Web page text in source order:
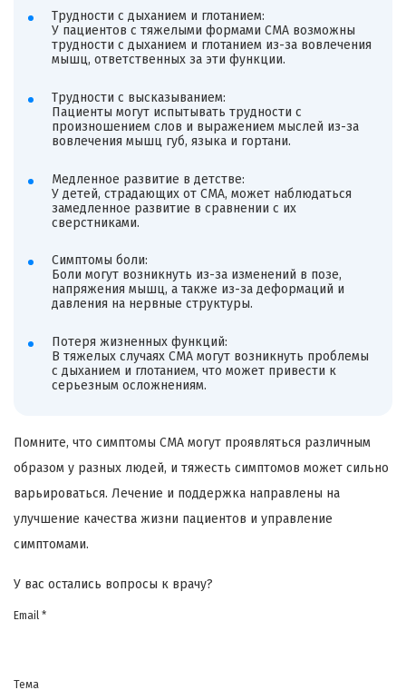
Трудности с дыханием и глотанием:
У пациентов с тяжелыми формами СМА возможны
трудности с дыханием и глотанием из-за вовлечения
мышц, ответственных за эти функции.
Трудности с высказыванием:
Пациенты могут испытывать трудности с
произношением слов и выражением мыслей из-за
вовлечения мышц губ, языка и гортани.
Медленное развитие в детстве:
У детей, страдающих от СМА, может наблюдаться
замедленное развитие в сравнении с их
сверстниками.
Симптомы боли:
Боли могут возникнуть из-за изменений в позе,
напряжения мышц, а также из-за деформаций и
давления на нервные структуры.
Потеря жизненных функций:
В тяжелых случаях СМА могут возникнуть проблемы
с дыханием и глотанием, что может привести к
серьезным осложнениям.
Помните, что симптомы СМА могут проявляться различным
образом у разных людей, и тяжесть симптомов может сильно
варьироваться. Лечение и поддержка направлены на
улучшение качества жизни пациентов и управление
симптомами.
У вас остались вопросы к врачу?
Email *
Тема